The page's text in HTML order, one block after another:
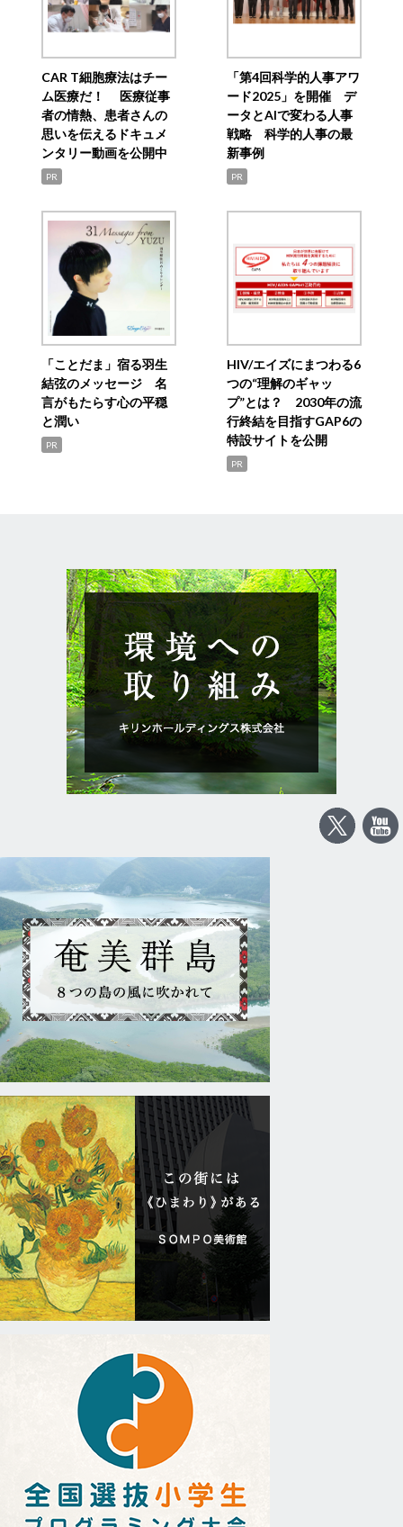
CAR T細胞療法はチー
ム医療だ！ 医療従事
者の情熱、患者さんの
思いを伝えるドキュメ
ンタリー動画を公開中
PR
「第4回科学的人事アワ
ード2025」を開催 デ
ータとAIで変わる人事
戦略 科学的人事の最
新事例
PR
「ことだま」宿る羽生
結弦のメッセージ 名
言がもたらす心の平穏
と潤い
PR
HIV/エイズにまつわる6
つの“理解のギャッ
プ”とは？ 2030年の流
行終結を目指すGAP6の
特設サイトを公開
PR